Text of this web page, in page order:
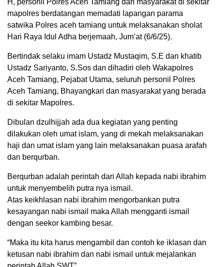
mapolres berdatangan memadati lapangan parama
satwika Polres aceh tamiang untuk melaksanakan sholat
Hari Raya Idul Adha berjemaah, Jum’at (6/6/25).
Bertindak selaku imam Ustadz Mustaqim, S.E dan khatib
Ustadz Sariyanto, S.Sos dan dihadiri oleh Wakapolres
Aceh Tamiang, Pejabat Utama, seluruh personil Polres
Aceh Tamiang, Bhayangkari dan masyarakat yang berada
di sekitar Mapolres.
Dibulan dzulhijjah ada dua kegiatan yang penting
dilakukan oleh umat islam, yang di mekah melaksanakan
haji dan umat islam yang lain melaksanakan puasa arafah
dan berqurban.
Berqurban adalah perintah dari Allah kepada nabi ibrahim
untuk menyembelih putra nya ismail.
Atas keikhlasan nabi ibrahim mengorbankan putra
kesayangan nabi ismail maka Allah mengganti ismail
dengan seekor kambing besar.
“Maka itu kita harus mengambil dan contoh ke iklasan dan
ketusan nabi ibrahim dan nabi ismail untuk mejalankan